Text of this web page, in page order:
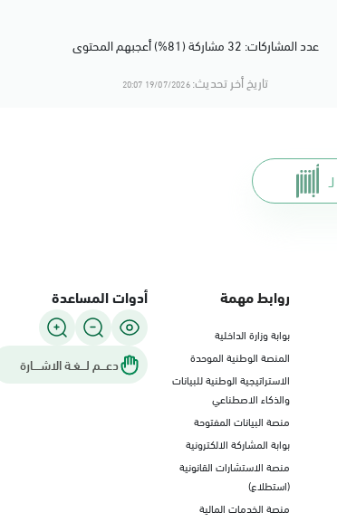
عدد المشاركات: 32 مشاركة (81%) أعجبهم المحتوى
تاريخ أخر تحديث:19/07/2026 20:07
روابط مهمة
بوابة وزارة الداخلية
المنصة الوطنية الموحدة
الاستراتيجية الوطنية للبيانات
والذكاء الاصطناعي
منصة البيانات المفتوحة
بوابة المشاركة الالكترونية
منصة الاستشارات القانونية
(استطلاع)
منصة الخدمات المالية
أدوات المساعدة
دعـــم لـــغـة الاشــــارة